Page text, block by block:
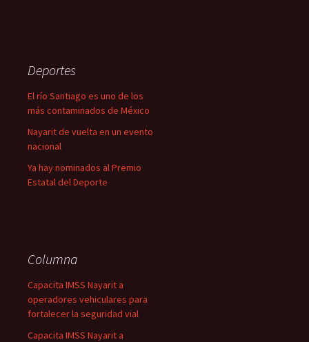
Deportes
El río Santiago es uno de los
más contaminados de México
Nayarit de vuelta en un evento
nacional
Ya hay nominados al Premio
Estatal del Deporte
Columna
Capacita IMSS Nayarit a
operadores vehiculares para
fortalecer la seguridad vial
Capacita IMSS Nayarit a